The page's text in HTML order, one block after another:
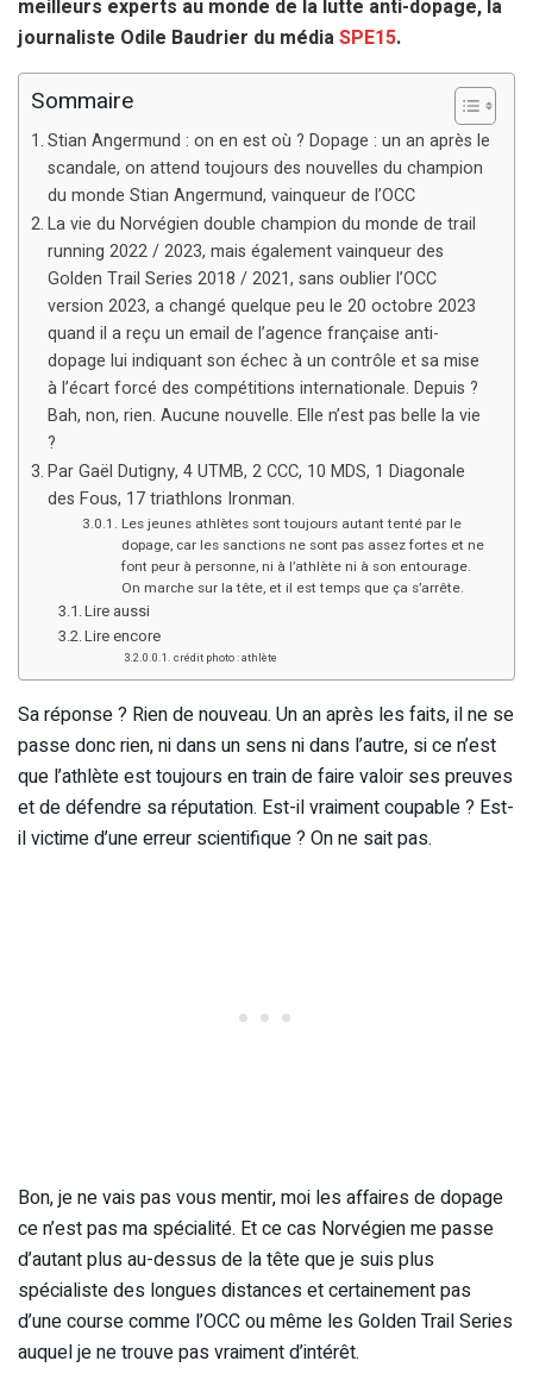
meilleurs experts au monde de la lutte anti-dopage, la
journaliste Odile Baudrier du médiaSPE15.
Sommaire
Stian Angermund : on en est où ? Dopage : un an après le
scandale, on attend toujours des nouvelles du champion
du monde Stian Angermund, vainqueur de l’OCC
La vie du Norvégien double champion du monde de trail
running 2022 / 2023, mais également vainqueur des
Golden Trail Series 2018 / 2021, sans oublier l’OCC
version 2023, a changé quelque peu le 20 octobre 2023
quand il a reçu un email de l’agence française anti-
dopage lui indiquant son échec à un contrôle et sa mise
à l’écart forcé des compétitions internationale. Depuis ?
Bah, non, rien. Aucune nouvelle. Elle n’est pas belle la vie
?
Par Gaël Dutigny, 4 UTMB, 2 CCC, 10 MDS, 1 Diagonale
des Fous, 17 triathlons Ironman.
Les jeunes athlètes sont toujours autant tenté par le
dopage, car les sanctions ne sont pas assez fortes et ne
font peur à personne, ni à l’athlète ni à son entourage.
On marche sur la tête, et il est temps que ça s’arrête.
Lire aussi
Lire encore
crédit photo : athlète
Sa réponse ? Rien de nouveau. Un an après les faits, il ne se
passe donc rien, ni dans un sens ni dans l’autre, si ce n’est
que l’athlète est toujours en train de faire valoir ses preuves
et de défendre sa réputation. Est-il vraiment coupable ? Est-
il victime d’une erreur scientifique ? On ne sait pas.
Bon, je ne vais pas vous mentir, moi les affaires de dopage
ce n’est pas ma spécialité. Et ce cas Norvégien me passe
d’autant plus au-dessus de la tête que je suis plus
spécialiste des longues distances et certainement pas
d’une course comme l’OCC ou même les Golden Trail Series
auquel je ne trouve pas vraiment d’intérêt.